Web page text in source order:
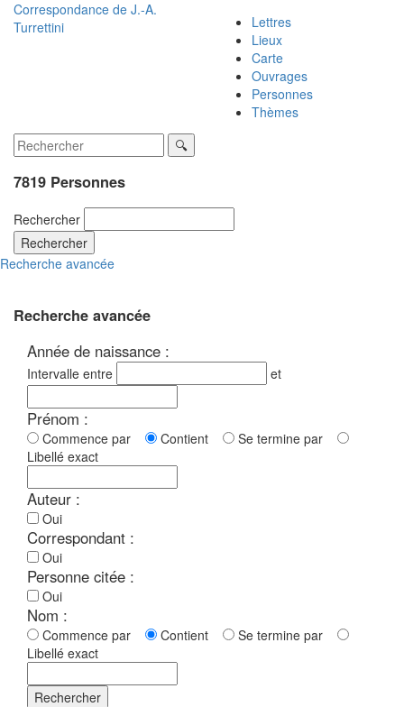
Correspondance de J.-A.
Turrettini
Lettres
Lieux
Carte
Ouvrages
Personnes
Thèmes
7819 Personnes
Rechercher
Rechercher
Recherche avancée
Recherche avancée
Année de naissance :
Intervalle entre et
Prénom :
Commence par Contient
Se termine par
Libellé exact
Auteur :
Oui
Correspondant :
Oui
Personne citée :
Oui
Nom :
Commence par Contient
Se termine par
Libellé exact
Rechercher